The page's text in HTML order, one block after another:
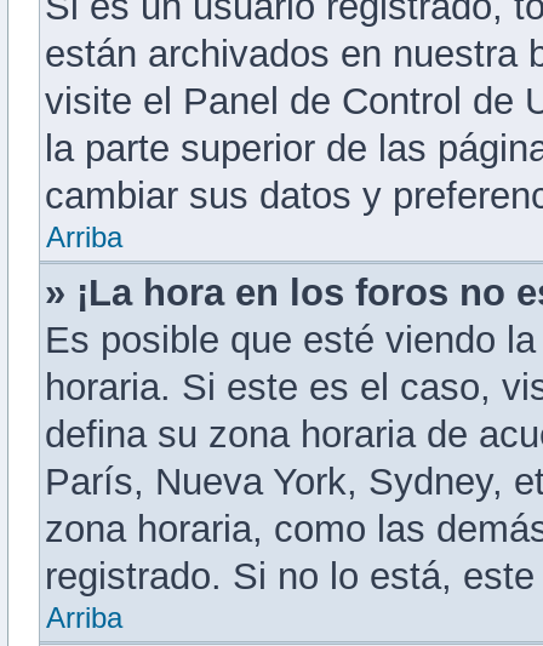
están archivados en nuestra
visite el Panel de Control de
la parte superior de las
cambiar sus datos y
Arriba
» ¡La hora en los foros no
Es posible que esté viendo
horaria. Si este es el caso,
defina su zona horaria de
París, Nueva York, Sydney,
zona horaria, como las
registrado. Si no lo está,
Arriba